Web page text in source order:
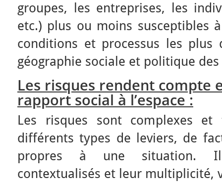
groupes, les entreprises, les
etc.) plus ou moins susceptibles
conditions et processus les plus
géographie sociale et politique
Les risques rendent compte
rapport social à l’espace :
Les risques sont complexes et
différents types de leviers, de
propres à une situation.
contextualisés et leur multiplicité,